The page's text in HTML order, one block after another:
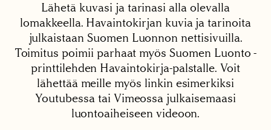
Lähetä kuvasi ja tarinasi alla olevalla
lomakkeella. Havaintokirjan kuvia ja tarinoita
julkaistaan Suomen Luonnon nettisivuilla.
Toimitus poimii parhaat myös Suomen Luonto -
printtilehden Havaintokirja-palstalle. Voit
lähettää meille myös linkin esimerkiksi
Youtubessa tai Vimeossa julkaisemaasi
luontoaiheiseen videoon.